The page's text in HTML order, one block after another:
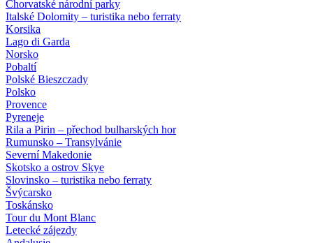
Chorvatské národní parky
Italské Dolomity – turistika nebo ferraty
Korsika
Lago di Garda
Norsko
Pobaltí
Polské Bieszczady
Polsko
Provence
Pyreneje
Rila a Pirin – přechod bulharských hor
Rumunsko – Transylvánie
Severní Makedonie
Skotsko a ostrov Skye
Slovinsko – turistika nebo ferraty
Švýcarsko
Toskánsko
Tour du Mont Blanc
Letecké zájezdy